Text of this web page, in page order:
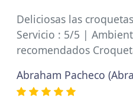
Deliciosas las
Servicio : 5/5 |
recomendados
Abraham Pacheco